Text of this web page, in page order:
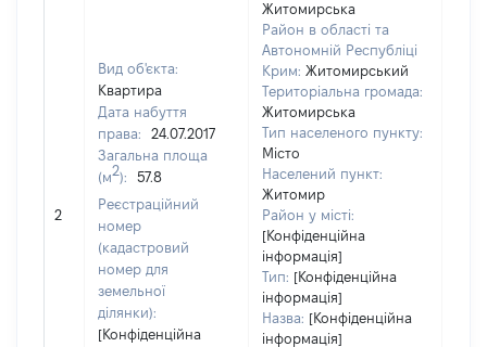
2
Вид об'єкта:
Квартира
Дата набуття
права:
24.07.2017
Загальна площа
(м2):
57.8
Реєстраційний
номер
(кадастровий
номер для
земельної
ділянки):
[Конфіденційна
Житомирська
Район в області та
Автономній Республіці
Крим: Житомирський
Територіальна громада:
Житомирська
Тип населеного пункту:
Місто
Населений пункт:
Житомир
Район у місті:
[Конфіденційна
інформація]
Тип: [Конфіденційна
інформація]
Назва: [Конфіденційна
інформація]